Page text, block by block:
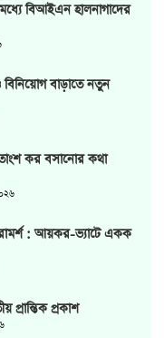
বিআইএন হালনাগাদের
বাড়াতে নতুন
কর বসানোর কথা
: আয়কর-ভ্যাটে একক
প্রান্তিক প্রকাশ